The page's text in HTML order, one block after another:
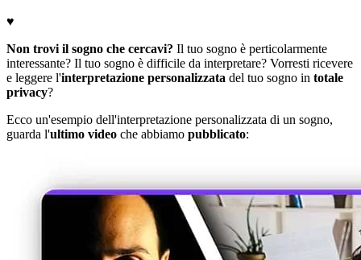
♥
Non trovi il sogno che cercavi? Il tuo sogno è perticolarmente
interessante? Il tuo sogno è difficile da interpretare? Vorresti ricevere
e leggere l'interpretazione personalizzata del tuo sogno in totale
privacy?
Ecco un'esempio dell'interpretazione personalizzata di un sogno,
guarda l'ultimo video che abbiamo pubblicato: